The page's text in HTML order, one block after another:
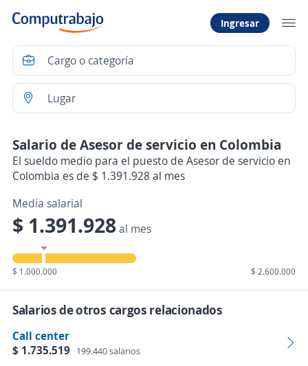
Ingresar
Salario de Asesor de servicio en Colombia
El sueldo medio para el puesto de Asesor de servicio en
Colombia es de $ 1.391.928 al mes
Media salarial
$ 1.391.928al mes
$ 1.000.000 $ 2.600.000
Salarios de otros cargos relacionados
Call center
$ 1.735.519 199.440 salarios